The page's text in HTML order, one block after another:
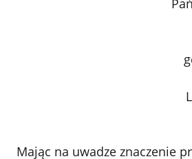
Mając na uwadze znaczenie